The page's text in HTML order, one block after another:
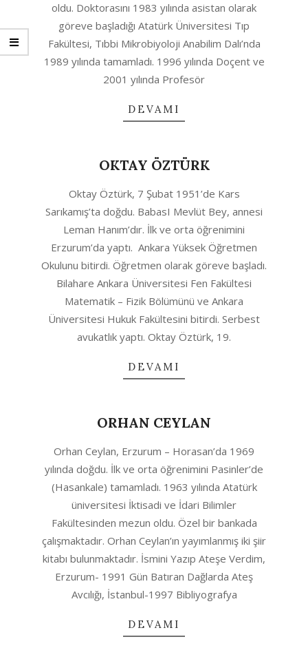
oldu. Doktorasını 1983 yılında asistan olarak
göreve başladığı Atatürk Üniversitesi Tıp
Fakültesi, Tıbbi Mikrobiyoloji Anabilim Dalı’nda
1989 yılında tamamladı. 1996 yılında Doçent ve
2001 yılında Profesör
DEVAMI
OKTAY ÖZTÜRK
28
Oktay Öztürk, 7 Şubat 1951’de Kars
Sarıkamış’ta doğdu. BabasI Mevlüt Bey, annesi
Leman Hanım’dır. İlk ve orta öğrenimini
Erzurum’da yaptı. Ankara Yüksek Öğretmen
Okulunu bitirdi. Öğretmen olarak göreve başladı.
Bilahare Ankara Üniversitesi Fen Fakültesi
Matematik – Fizik Bölümünü ve Ankara
Üniversitesi Hukuk Fakültesini bitirdi. Serbest
avukatlık yaptı. Oktay Öztürk, 19.
DEVAMI
ORHAN CEYLAN
06-
28
Orhan Ceylan, Erzurum – Horasan’da 1969
yılında doğdu. İlk ve orta öğrenimini Pasinler’de
(Hasankale) tamamladı. 1963 yılında Atatürk
üniversitesi İktisadi ve İdari Bilimler
Fakültesinden mezun oldu. Özel bir bankada
çalışmaktadır. Orhan Ceylan’ın yayımlanmış iki şiir
kitabı bulunmaktadır. İsmini Yazıp Ateşe Verdim,
Erzurum- 1991 Gün Batıran Dağlarda Ateş
Avcılığı, İstanbul-1997 Bibliyografya
DEVAMI